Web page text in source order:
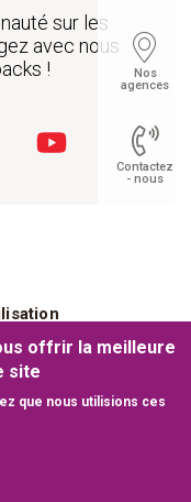
sur les
avec nous
!
Nos
agences
Contactez
- nous
offrir la meilleure
site
que nous utilisions ces